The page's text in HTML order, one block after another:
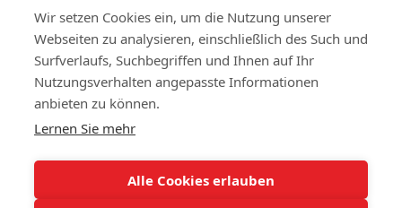
+4314420014
Wir setzen Cookies ein, um die Nutzung unserer
Webseiten zu analysieren, einschließlich des Such und
Surfverlaufs, Suchbegriffen und Ihnen auf Ihr
Nutzungsverhalten angepasste Informationen
anbieten zu können.
Lernen Sie mehr
Alle Cookies erlauben